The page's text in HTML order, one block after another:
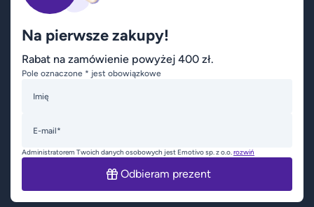
Na pierwsze zakupy!
Rabat na zamówienie powyżej 400 zł.
Pole oznaczone * jest obowiązkowe
Imię
E-mail*
Administratorem Twoich danych osobowych jest Emotivo sp. z o.o.rozwiń
Odbieram prezent